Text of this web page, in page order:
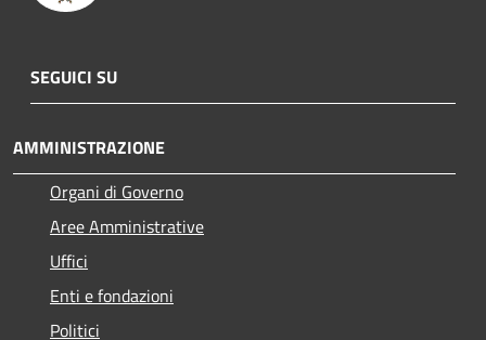
SEGUICI SU
AMMINISTRAZIONE
Organi di Governo
Aree Amministrative
Uffici
Enti e fondazioni
Politici